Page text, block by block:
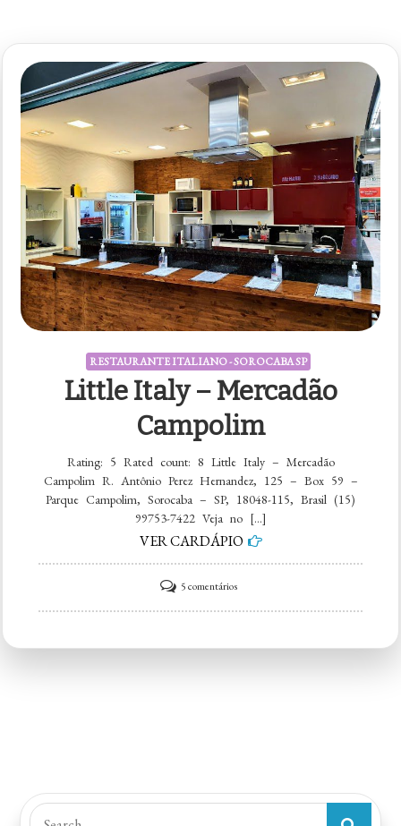
RESTAURANTE ITALIANO - SOROCABA SP
Little Italy – Mercadão
Campolim
Rating: 5 Rated count: 8 Little Italy – Mercadão
Campolim R. Antônio Perez Hernandez, 125 – Box 59 –
Parque Campolim, Sorocaba – SP, 18048-115, Brasil (15)
99753-7422 Veja no […]
VER CARDÁPIO
5 comentáriosem
Little
Search